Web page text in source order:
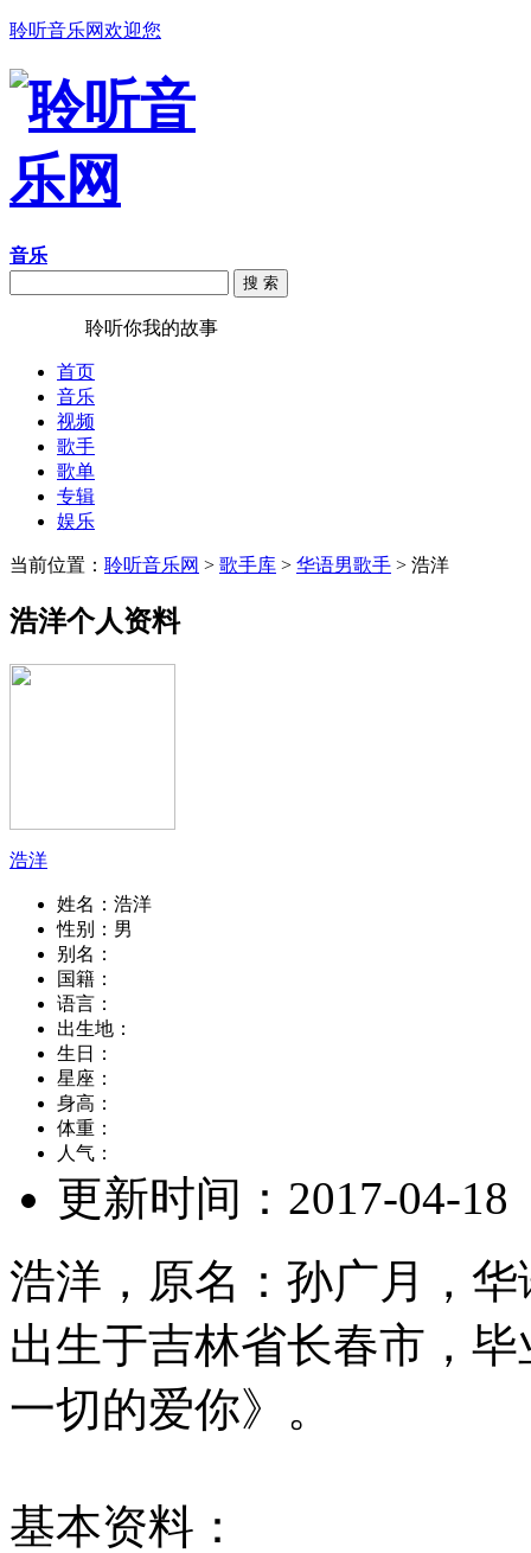
聆听音乐网欢迎您
音乐
搜 索
聆听你我的故事
首页
音乐
视频
歌手
歌单
专辑
娱乐
当前位置： 聆听音乐网 > 歌手库 > 华语男歌手 > 浩洋
浩洋个人资料
浩洋
姓名： 浩洋
性别： 男
别名：
国籍：
语言：
出生地：
生日：
星座：
身高：
体重：
人气：
更新时间： 2017-04-18
浩洋，原名：孙广月，
出生于吉林省长春市，
一切的爱你》。
基本资料：